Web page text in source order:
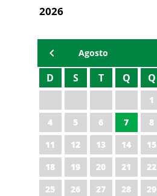
2026
Agosto
D S T Q Q
1
4
5 6 7 8
11
12 13 14 15
18
19 20 21 22
25
26 27 28 29